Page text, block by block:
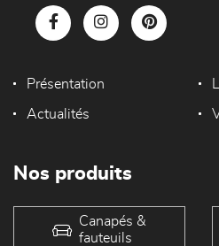
Présentation
Actualités
Nos produits
Canapés &
fauteuils